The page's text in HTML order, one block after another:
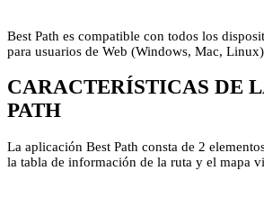
Best Path es compatible con todos los
para usuarios de Web (Windows, Mac,
CARACTERÍSTICAS DE
PATH
La aplicación Best Path consta de 2
la tabla de información de la ruta y el mapa